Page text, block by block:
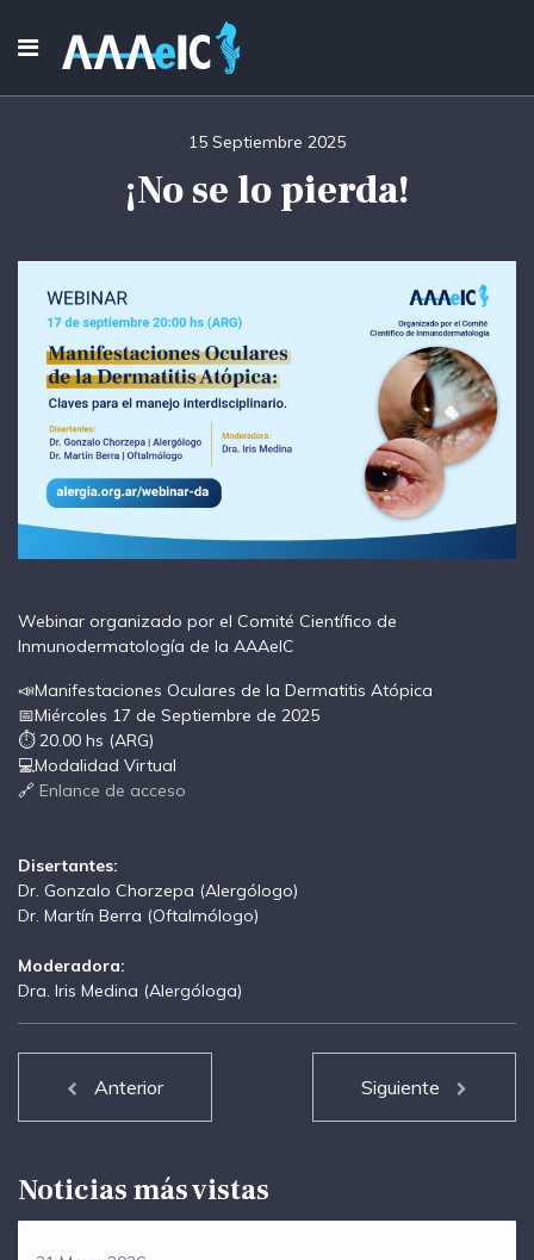
¡No se lo pierda!
15 Septiembre 2025
Webinar organizado por el Comité Científico de
Inmunodermatología de la AAAeIC
📣Manifestaciones Oculares de la Dermatitis Atópica
📅Miércoles 17 de Septiembre de 2025
⏱ 20.00 hs (ARG)
💻Modalidad Virtual
🔗 Enlance de acceso
Disertantes:
Dr. Gonzalo Chorzepa (Alergólogo)
Dr. Martín Berra (Oftalmólogo)
Moderadora:
Dra. Iris Medina (Alergóloga)
Anterior Siguiente
Noticias más vistas